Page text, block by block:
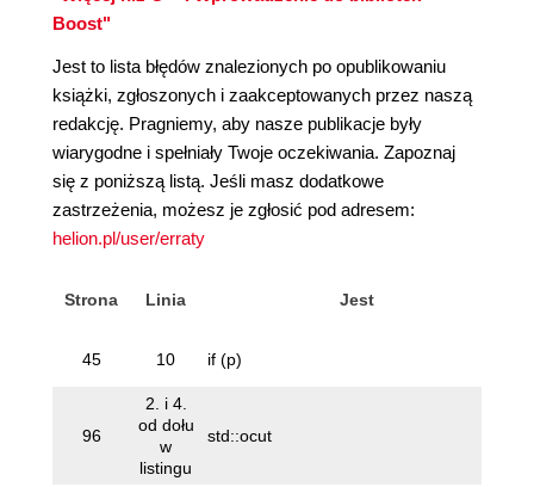
Boost"
Jest to lista błędów znalezionych po opublikowaniu
książki, zgłoszonych i zaakceptowanych przez naszą
redakcję. Pragniemy, aby nasze publikacje były
wiarygodne i spełniały Twoje oczekiwania. Zapoznaj
się z poniższą listą. Jeśli masz dodatkowe
zastrzeżenia, możesz je zgłosić pod adresem:
helion.pl/user/erraty
Strona Linia Jest
45 10 if (p)
96
2. i 4.
od dołu
w
listingu
std::ocut